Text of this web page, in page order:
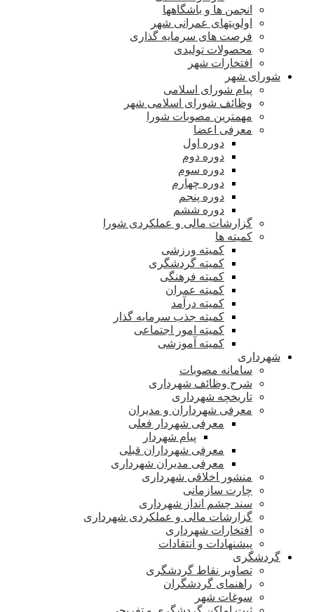
انجمن ها و باشگاهها
اولویتهای عمرانی شهر
فرصت های سرمایه گذاری
محصولات تولیدی
افتخارات شهر
شورای شهر
پیام شورای اسلامی
وظائف شورای اسلامی شهر
مهمترین مصوبات شورا
معرفی اعضا
دوره اول
دوره دوم
دوره سوم
دوره چهارم
دوره پنجم
دوره ششم
گزارشات مالی و عملکردی شورا
کمیته ها
کمیته ورزشی
کمیته گردشگری
کمیته فرهنگی
کمیته عمران
کمیته درآمد
کمیته جذب سرمایه گذار
کمیته امور اجتماعی
کمیته آموزشی
شهرداری
سامانه مصوبات
شرح وظائف شهرداری
تاریخچه شهرداری
معرفی شهرداران و مدیران
معرفی شهردار فعلی
پیام شهردار
معرفی شهرداران قبلی
معرفی مدیران شهرداری
منشور اخلاقی شهرداری
چارت سازمانی
سند چشم انداز شهرداری
گزارشات مالی و عملکردی شهرداری
افتخارات شهرداری
پیشنهادات و انتقادات
گردشگری
تصاویر نقاط گردشگری
راهنمای گردشگران
سوغات شهر